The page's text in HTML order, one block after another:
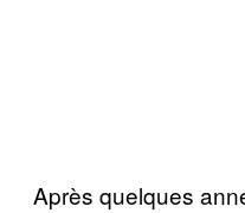
Après quelques